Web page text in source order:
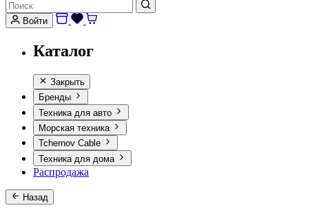
Войти
Каталог
Закрыть
Бренды
Техника для авто
Морская техника
Tchernov Cable
Техника для дома
Распродажа
Назад